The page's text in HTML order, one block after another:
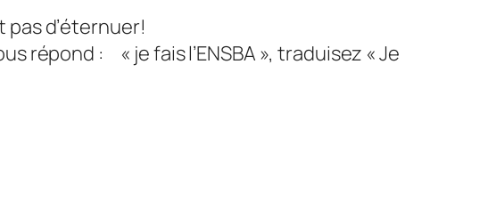
d’éternuer!
répond : « je fais l’ENSBA », traduisez « Je